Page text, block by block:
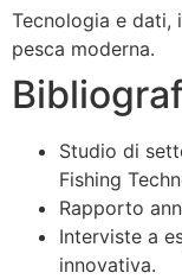
Tecnologia e dati,
pesca moderna.
Studio di
Fishing
Rapporto
Interviste a
innovativa.